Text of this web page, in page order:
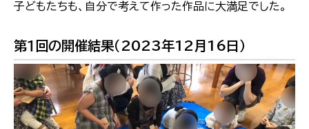
子どもたちも、自分で考えて作った作品に大満足でした。
第１回の開催結果（2023年12月16日）